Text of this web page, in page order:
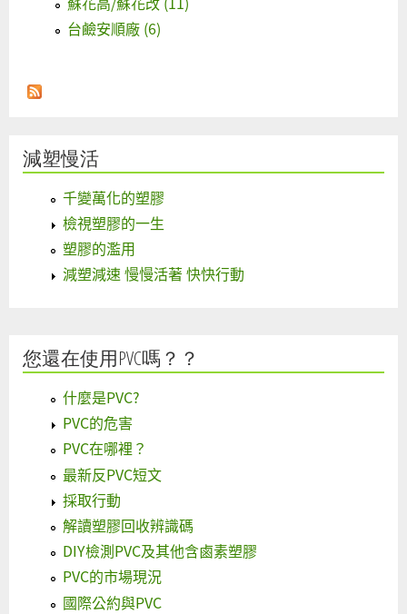
台鹼安順廠 (6)
減塑慢活
千變萬化的塑膠
檢視塑膠的一生
塑膠的濫用
減塑減速 慢慢活著 快快行動
您還在使用PVC嗎？？
什麼是PVC?
PVC的危害
PVC在哪裡？
最新反PVC短文
採取行動
解讀塑膠回收辨識碼
DIY檢測PVC及其他含鹵素塑膠
PVC的市場現況
國際公約與PVC